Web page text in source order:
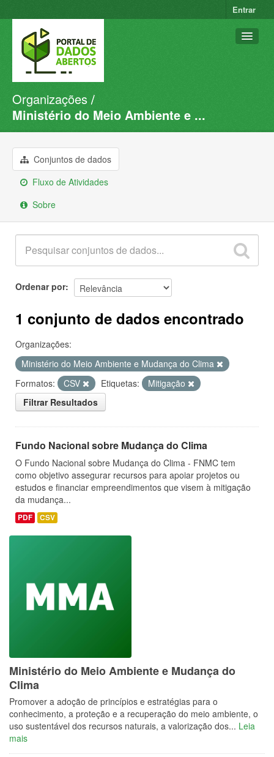
Entrar
Conjuntos de dados
Organizações
Sobre
Organizações
Ministério do Meio Ambiente e ...
Conjuntos de dados
Fluxo de Atividades
Sobre
Ordenar por
1 conjunto de dados encontrado
Organizações:
Ministério do Meio Ambiente e Mudança do Clima
Formatos:
CSV Etiquetas:
Mitigação
Filtrar Resultados
Fundo Nacional sobre Mudança do Clima
O Fundo Nacional sobre Mudança do Clima - FNMC tem
como objetivo assegurar recursos para apoiar projetos ou
estudos e financiar empreendimentos que visem à mitigação
da mudança...
PDF CSV
Ministério do Meio Ambiente e Mudança do
Clima
Promover a adoção de princípios e estratégias para o
conhecimento, a proteção e a recuperação do meio ambiente, o
uso sustentável dos recursos naturais, a valorização dos... Leia
mais